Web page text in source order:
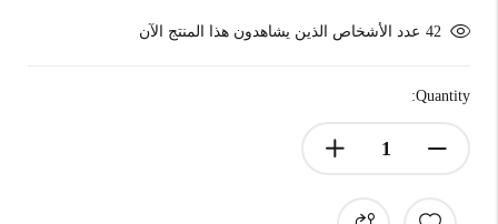
42 عدد الأشخاص الذين يشاهدون هذا المنتج الآن
Quantity: